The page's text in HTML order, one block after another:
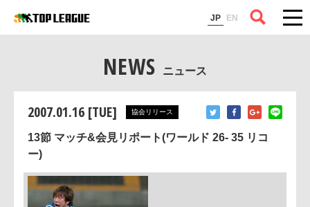
JP EN
コラム
NEWS ニュース
2007.01.16 [TUE] 協会リリース
13節 マッチ&会見リポート(ワールド 26- 35 リコ
ー)